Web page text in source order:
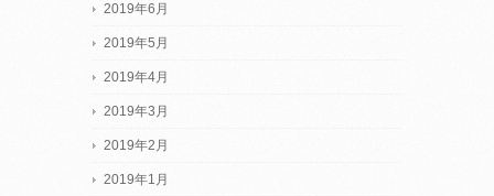
2019年6月
2019年5月
2019年4月
2019年3月
2019年2月
2019年1月